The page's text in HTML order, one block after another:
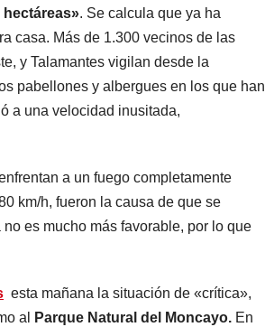
hectáreas». Se calcula que ya ha
casa. Más de 1.300 vecinos de las
y Talamantes vigilan desde la
pabellones y albergues en los que han
a una velocidad inusitada,
a un fuego completamente
km/h, fueron la causa de que se
es mucho más favorable, por lo que
esta mañana la situación de «crítica»,
al Parque Natural del Moncayo. En